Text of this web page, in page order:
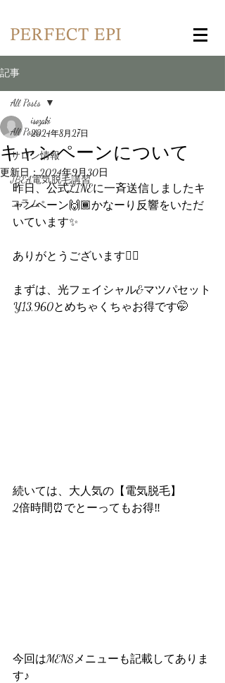
記事
All Posts
サロン情報
JBEA電気脱毛講習
コラム
All Posts
キャンペーンについて
isozaki
2024年8月27日
更新日：2024年9月30日
昨日、公式LINEに一斉送信しましたキ
ャンペーン🙌🏾かなーり反響をいただ
いています✨
ありがとうございます🙇‍♀️
まずは、光フェイシャル&マツパセット
¥13,960とめちゃくちゃお得です🤭
続いては、大人気の【電気脱毛】
2倍時間⏰でとーってもお得‼️
今回はMENSメニューも記載してありま
す♪